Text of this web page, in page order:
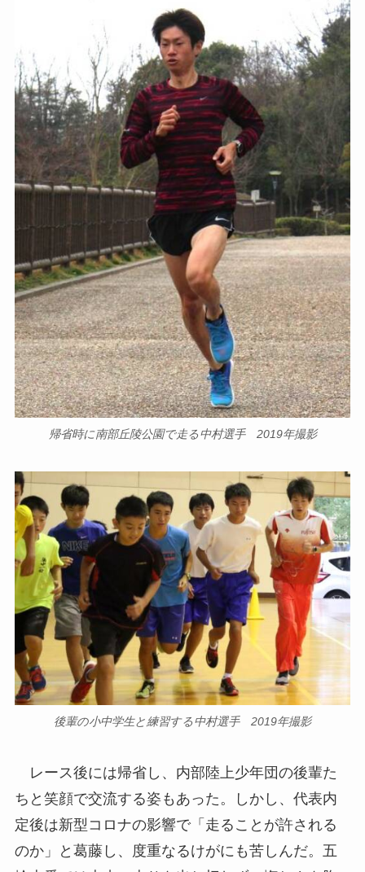
帰省時に南部丘陵公園で走る中村選手 2019年撮影
後輩の小中学生と練習する中村選手 2019年撮影
レース後には帰省し、内部陸上少年団の後輩た
ちと笑顔で交流する姿もあった。しかし、代表内
定後は新型コロナの影響で「走ることが許される
のか」と葛藤し、度重なるけがにも苦しんだ。五